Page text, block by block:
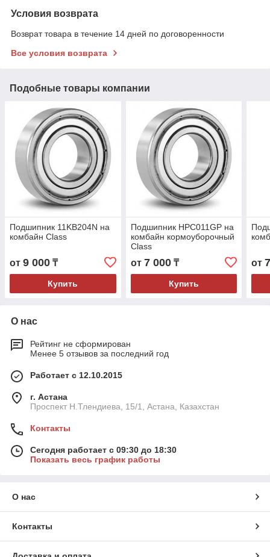
Условия возврата
Возврат товара в течение 14 дней по договоренности
Все условия возврата
Подобные товары компании
Подшипник 11KB204N на
комбайн Class
от 9 000 ₸
Купить
Подшипник HPC011GP на
комбайн кормоуборочный
Class
от 7 000₸
Купить
от
О нас
Рейтинг не сформирован
Менее 5 отзывов за последний год
Работает с 12.10.2015
г. Астана
Проспект Н.Тлендиева, 15/1, Астана, Казахстан
Контакты
Сегодня работает с 09:30 до 18:30
Показать весь график работы
О нас
Контакты